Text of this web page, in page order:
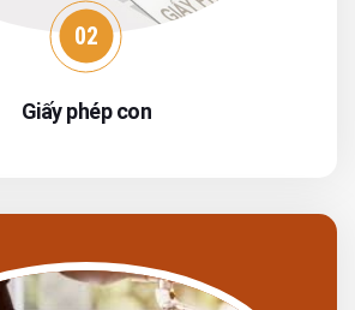
02
Giấy phép con